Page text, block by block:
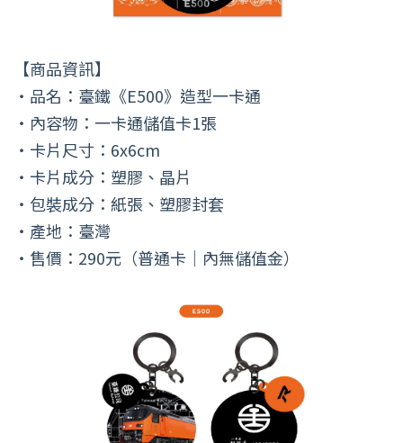
【商品資訊】
・品名：臺鐵《E500》造型一卡通
・內容物：一卡通儲值卡1張
・卡片尺寸：6x6cm
・卡片成分：塑膠、晶片
・包裝成分：紙張、塑膠封套
・產地：臺灣
・售價：290元（普通卡｜內無儲值金）